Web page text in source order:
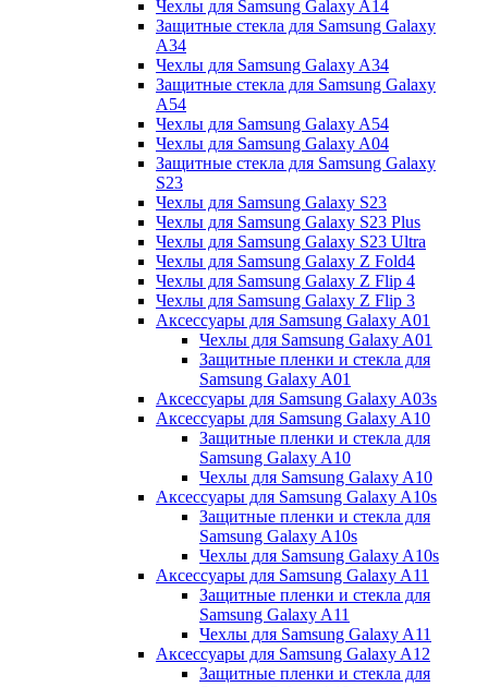
Чехлы для Samsung Galaxy A14
Защитные стекла для Samsung Galaxy
A34
Чехлы для Samsung Galaxy A34
Защитные стекла для Samsung Galaxy
A54
Чехлы для Samsung Galaxy A54
Чехлы для Samsung Galaxy A04
Защитные стекла для Samsung Galaxy
S23
Чехлы для Samsung Galaxy S23
Чехлы для Samsung Galaxy S23 Plus
Чехлы для Samsung Galaxy S23 Ultra
Чехлы для Samsung Galaxy Z Fold4
Чехлы для Samsung Galaxy Z Flip 4
Чехлы для Samsung Galaxy Z Flip 3
Аксессуары для Samsung Galaxy A01
Чехлы для Samsung Galaxy A01
Защитные пленки и стекла для
Samsung Galaxy A01
Аксессуары для Samsung Galaxy A03s
Аксессуары для Samsung Galaxy A10
Защитные пленки и стекла для
Samsung Galaxy A10
Чехлы для Samsung Galaxy A10
Аксессуары для Samsung Galaxy A10s
Защитные пленки и стекла для
Samsung Galaxy A10s
Чехлы для Samsung Galaxy A10s
Аксессуары для Samsung Galaxy A11
Защитные пленки и стекла для
Samsung Galaxy A11
Чехлы для Samsung Galaxy A11
Аксессуары для Samsung Galaxy A12
Защитные пленки и стекла для